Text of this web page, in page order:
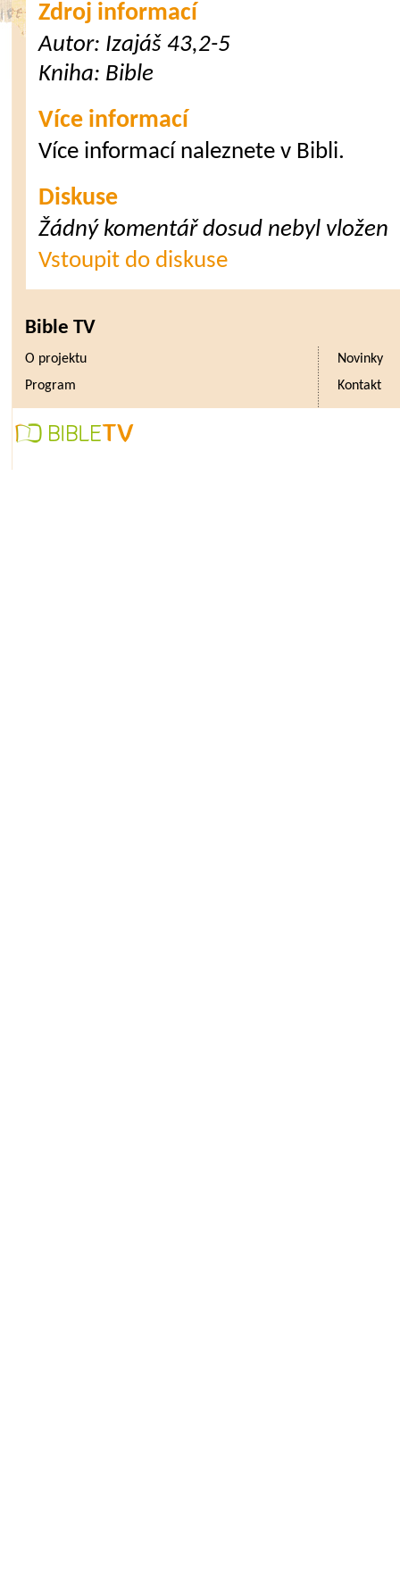
Zdroj informací
Autor: Izajáš 43,2-5
Kniha: Bible
Více informací
Více informací naleznete v Bibli.
Diskuse
Žádný komentář dosud nebyl vložen
Vstoupit do diskuse
Bible TV
O projektu
Novinky
Program
Kontakt